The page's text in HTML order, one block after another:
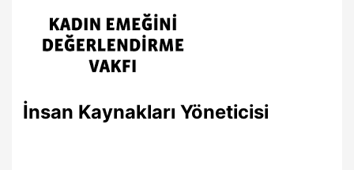
İnsan Kaynakları Yöneticisi